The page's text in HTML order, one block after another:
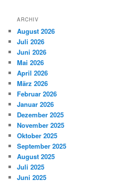
ARCHIV
August 2026
Juli 2026
Juni 2026
Mai 2026
April 2026
März 2026
Februar 2026
Januar 2026
Dezember 2025
November 2025
Oktober 2025
September 2025
August 2025
Juli 2025
Juni 2025